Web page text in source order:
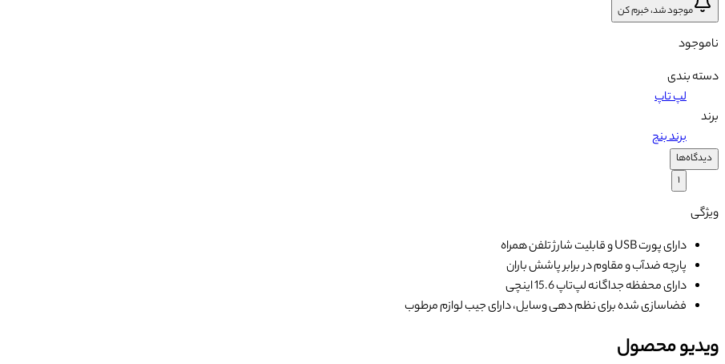
موجود شد، خبرم کن
ناموجود
دسته بندی
لپ تاپ
برند
برند بنج
دیدگاه‌ها
۱
ویژگی
دارای پورت USB و قابلیت شارژ تلفن همراه
پارچه ضدآب و مقاوم در برابر پاشش باران
دارای محفظه جداگانه لپ‌تاپ 15.6 اینچی
فضاسازی شده برای نظم دهی وسایل، دارای جیب لوازم مرطوب
ویدیو محصول